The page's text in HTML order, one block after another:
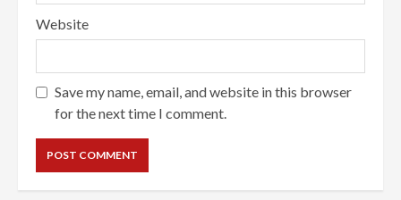
Website
Save my name, email, and website in this browser
for the next time I comment.